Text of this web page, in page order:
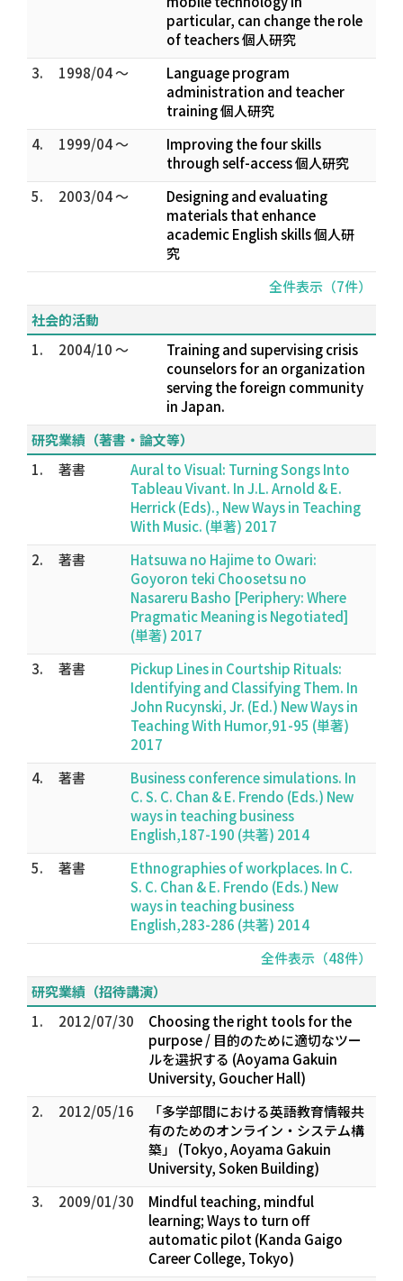
particular, can change the role
of teachers 個人研究
3.
1998/04 ～
Language program
administration and teacher
training 個人研究
4.
1999/04 ～
Improving the four skills
through self-access 個人研究
5.
2003/04 ～
Designing and evaluating
materials that enhance
academic English skills 個人研
究
全件表示（7件）
社会的活動
1.
2004/10 ～
Training and supervising crisis
counselors for an organization
serving the foreign community
in Japan.
研究業績（著書・論文等）
1.
著書
Aural to Visual: Turning Songs Into
Tableau Vivant. In J.L. Arnold & E.
Herrick (Eds)., New Ways in Teaching
With Music. (単著) 2017
2.
著書
Hatsuwa no Hajime to Owari:
Goyoron teki Choosetsu no
Nasareru Basho [Periphery: Where
Pragmatic Meaning is Negotiated]
(単著) 2017
3.
著書
Pickup Lines in Courtship Rituals:
Identifying and Classifying Them. In
John Rucynski, Jr. (Ed.) New Ways in
Teaching With Humor,91-95 (単著)
2017
4.
著書
Business conference simulations. In
C. S. C. Chan & E. Frendo (Eds.) New
ways in teaching business
English,187-190 (共著) 2014
5.
著書
Ethnographies of workplaces. In C.
S. C. Chan & E. Frendo (Eds.) New
ways in teaching business
English,283-286 (共著) 2014
全件表示（48件）
研究業績（招待講演）
1.
2012/07/30
Choosing the right tools for the
purpose / 目的のために適切なツー
ルを選択する (Aoyama Gakuin
University, Goucher Hall)
2.
2012/05/16
「多学部間における英語教育情報共
有のためのオンライン・システム構
築」 (Tokyo, Aoyama Gakuin
University, Soken Building)
3.
2009/01/30
Mindful teaching, mindful
learning; Ways to turn off
automatic pilot (Kanda Gaigo
Career College, Tokyo)